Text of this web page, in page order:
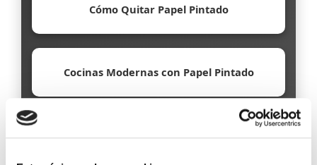
Cómo Quitar Papel Pintado
Cocinas Modernas con Papel Pintado
Papel Pintado Ecológico